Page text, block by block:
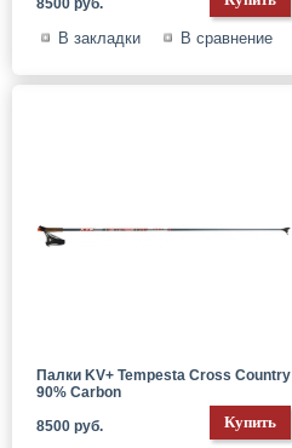
В закладки В сравнение
Палки KV+ Tempesta Cross Country
90% Carbon
8500 руб.